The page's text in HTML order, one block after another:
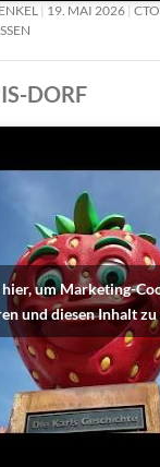
19. MAI 2026
DORF
um Marketing-
und diesen Inhalt